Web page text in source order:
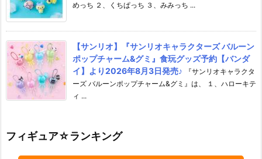
めっち ２、くちぱっち ３、みみっち ...
【サンリオ】『サンリオキャラクターズ バルーン
ポップチャーム&グミ』食玩グッズ予約【バンダ
イ】より2026年8月3日発売♪
『サンリオキャラクタ
ーズ バルーンポップチャーム&グミ』は、 １、ハローキテ
ィ ...
フィギュア☆ランキング